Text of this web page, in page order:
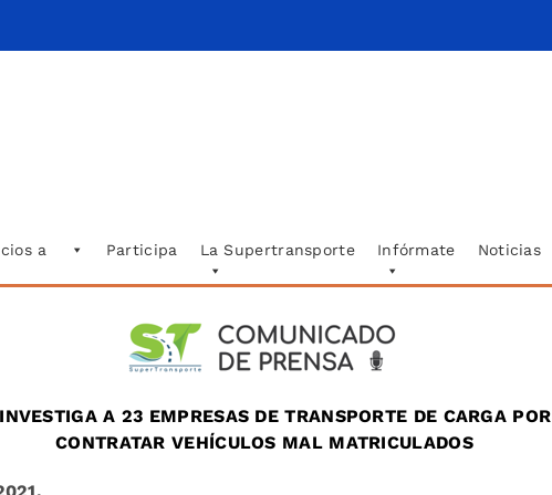
a
Participa La Supertransporte Infórmate Noticias
A 23 EMPRESAS DE TRANSPORTE DE CARGA
CONTRATAR VEHÍCULOS MAL MATRICULADOS